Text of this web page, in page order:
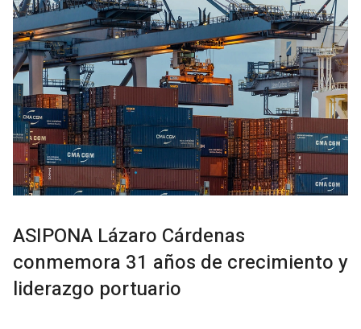
ASIPONA Lázaro Cárdenas
conmemora 31 años de crecimiento y
liderazgo portuario